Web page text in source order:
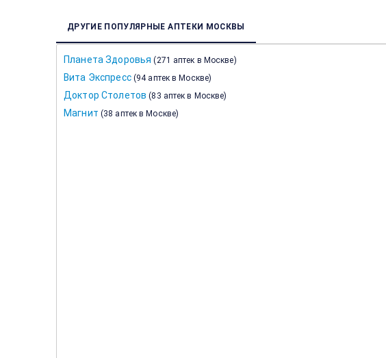
ДРУГИЕ ПОПУЛЯРНЫЕ АПТЕКИ МОСКВЫ
Планета Здоровья (271 аптек в Москве)
Вита Экспресс (94 аптек в Москве)
Доктор Столетов (83 аптек в Москве)
Магнит (38 аптек в Москве)